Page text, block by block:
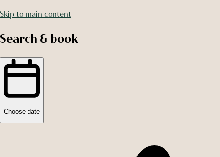
Skip to main content
Search & book
Choose date